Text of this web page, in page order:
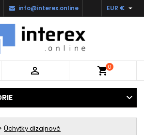
info@interex.online EUR € 
 shopping_cart0
Úchytky dizajnové